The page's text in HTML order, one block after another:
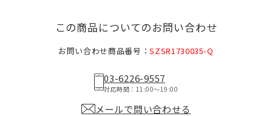
この商品についてのお問い合わせ
お問い合わせ商品番号：SZSR1730035-Q
03-6226-9557
対応時間：11:00〜19:00
メールで問い合わせる